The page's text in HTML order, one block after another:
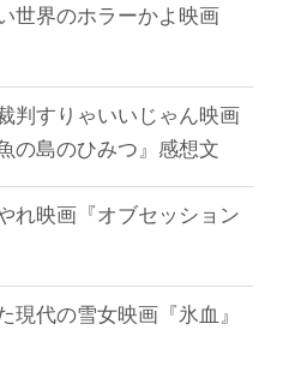
世界のホラーかよ映画
判すりゃいいじゃん映画
の島のひみつ』感想文
れ映画『オブセッション
現代の雪女映画『氷血』